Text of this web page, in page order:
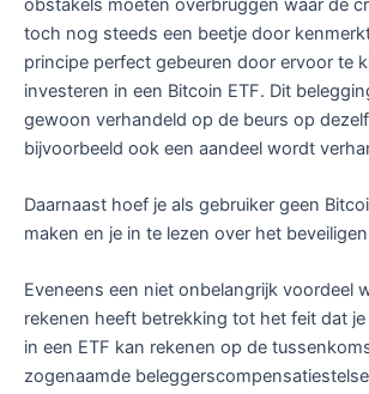
obstakels moeten overbruggen waar de
toch nog steeds een beetje door
principe perfect gebeuren door ervoor te
investeren in een Bitcoin ETF. Dit
gewoon verhandeld op de beurs op
bijvoorbeeld ook een aandeel wordt
Daarnaast hoef je als gebruiker geen
maken en je in te lezen over het
Eveneens een niet onbelangrijk voordeel
rekenen heeft betrekking tot het feit dat
in een ETF kan rekenen op de
zogenaamde